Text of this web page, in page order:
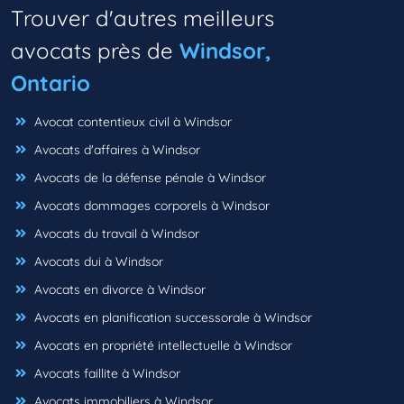
Trouver d'autres meilleurs
avocats près de Windsor,
Ontario
Avocat contentieux civil à Windsor
Avocats d'affaires à Windsor
Avocats de la défense pénale à Windsor
Avocats dommages corporels à Windsor
Avocats du travail à Windsor
Avocats dui à Windsor
Avocats en divorce à Windsor
Avocats en planification successorale à Windsor
Avocats en propriété intellectuelle à Windsor
Avocats faillite à Windsor